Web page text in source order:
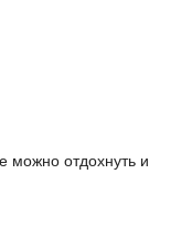
можно отдохнуть и